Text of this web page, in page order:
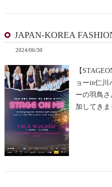
JAPAN-KOREA
2024/06/30
【
ョーin仁川
ーの羽鳥
加してき